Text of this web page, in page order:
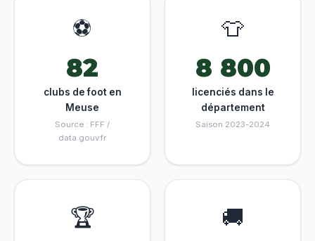
⚽
82
clubs de foot en
Meuse
Source : FFF /
data.gouv.fr
👕
8 800
licenciés dans le
département
Saison 2023-2024
🏆 🚚